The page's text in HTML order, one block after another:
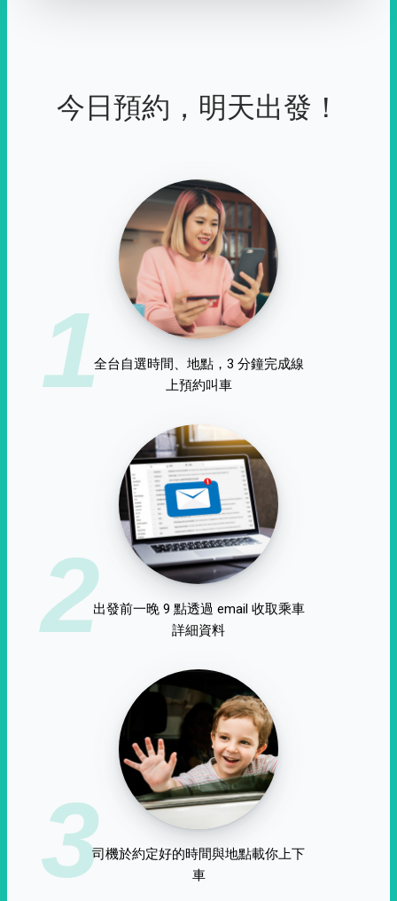
今日預約，明天出發！
1全台自選時間、地點，3 分鐘完成線
上預約叫車
2出發前一晚 9 點透過 email 收取乘車
詳細資料
3司機於約定好的時間與地點載你上下
車